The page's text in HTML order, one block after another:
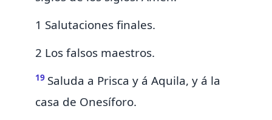
1 Salutaciones finales.
2 Los falsos maestros.
19 Saluda a Prisca y á Aquila, y á la
casa de Onesíforo.